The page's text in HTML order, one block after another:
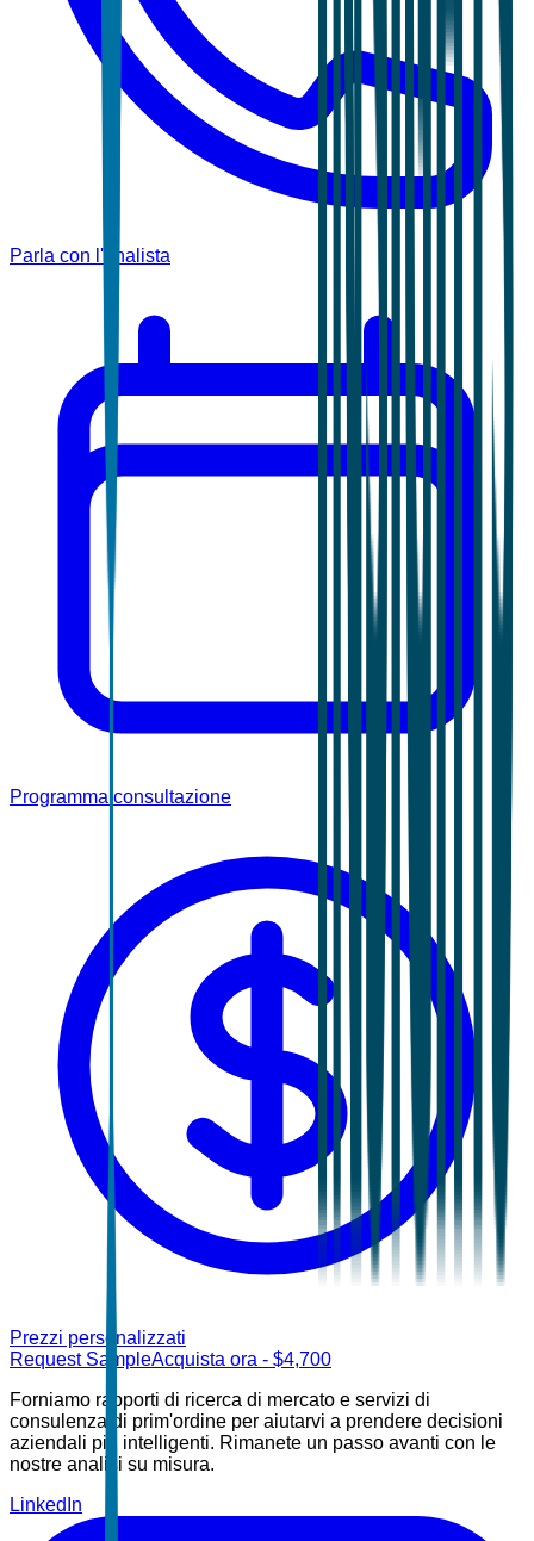
Parla con l'analista
Programma consultazione
Prezzi personalizzati
Request SampleAcquista ora - $4,700
Forniamo rapporti di ricerca di mercato e servizi di
consulenza di prim'ordine per aiutarvi a prendere decisioni
aziendali più intelligenti. Rimanete un passo avanti con le
nostre analisi su misura.
LinkedIn